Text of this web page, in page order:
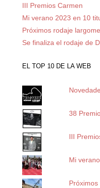
III Premios Carmen
Mi verano 2023 en 10
Próximos rodaje
Se finaliza el rodaje de
EL TOP 10 DE LA WEB
38
III
Mi